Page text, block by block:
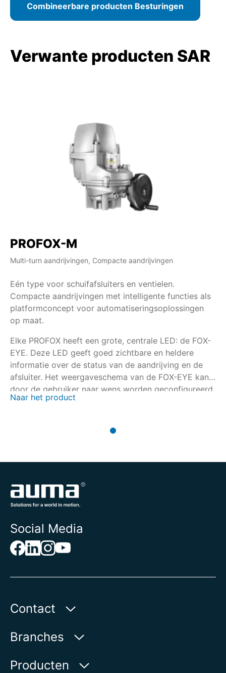
Combineerbare producten Besturingen
Verwante producten SAR
PROFOX-M
Multi-turn aandrijvingen, Compacte aandrijvingen
Eén type voor schuifafsluiters en ventielen.
Compacte aandrijvingen met intelligente functies als
platformconcept voor automatiseringsoplossingen
op maat.
Elke PROFOX heeft een grote, centrale LED: de FOX-
EYE. Deze LED geeft goed zichtbare en heldere
informatie over de status van de aandrijving en de
afsluiter. Het weergaveschema van de FOX-EYE kan
door de gebruiker naar wens worden geconfigureerd.
Naar het product
Social Media
Contact
AUMA Benelux B.V.
2314 XT Leiden | Nederland
Branches
Water
Producten